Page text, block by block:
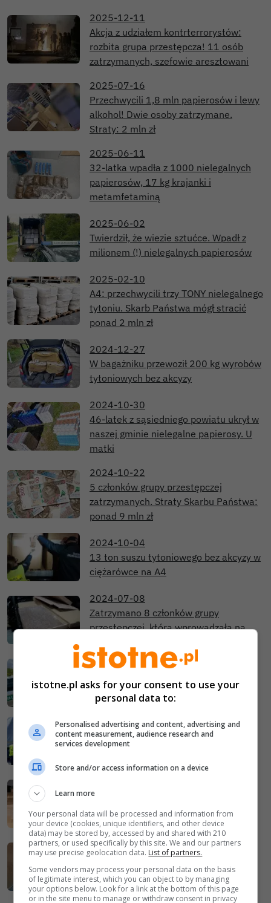
2025-12-11
Akcja z udziałem kontrterrorystów:
rozbita grupa przestępcza! 11 osób
zatrzymanych, szefowie aresztowani
2025-07-16
Przechwycili 1,8 mln papierosów i lewy
alkohol! Dwie osoby zatrzymane.
Straty: 2 mln zł
2025-06-11
32-latka wpadła z 1000 nielegalnych
papierosów, 17 kg krajanki i
metamfetaminą
2025-06-02
Twierdził, że wiezie sztućce. Wpadł z
milionem (!) nielegalnych papierosów
2025-02-10
A4: przechwycili trzy TONY nielegalnego
tytoniu. Skarb Państwa mógł stracić
ponad 2 mln zł
2024-12-27
W bagażniku przewoził 200 kg wyrobów
tytoniowych bez akcyzy
2024-10-30
46-latek z sąsiedniego powiatu ukrył w
naszej gminie nielegalne papierosy. U
matki
2024-10-22
5 członków grupy przestępczej
zatrzymanych. Straty Skarbu Państwa:
ponad 9 mln zł
2024-10-04
13 ton suszu tytoniowego bez akcyzy w
ciężarówce na A4
2024-07-08
Zatrzymano 8 członków grupy
przestępczej, która wprowadzała na
2024-06-19
Kontrola na A4. Wpadł z nielegalnym
tytoniem wartym ponad 9 mln zł
2024-06-17
Wykryli przemyt tytoniu na ponad 6,3
A4: Nocne kontrole koło Czernej i
Godzieszowa. Przechwycili 2,6 tony
nielegalnego tytoniu
2023-10-04
A4: przechwycili tonę nielegalnego
tytoniu
istotne.pl asks for your consent to use your
personal data to:
Personalised advertising and content, advertising and
content measurement, audience research and
services development
Store and/or access information on a device
Learn more
Your personal data will be processed and information from
your device (cookies, unique identifiers, and other device
data) may be stored by, accessed by and shared with 210
partners, or used specifically by this site. We and our partners
may use precise geolocation data. List of partners.
Some vendors may process your personal data on the basis
of legitimate interest, which you can object to by managing
your options below. Look for a link at the bottom of this page
or in the site menu to manage or withdraw consent in privacy